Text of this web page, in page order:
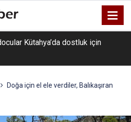
Kütahya’da dostluk için
Doğa için el ele verdiler, Balıkaşıran